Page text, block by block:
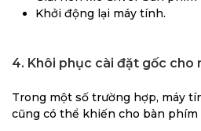
Khởi động lại máy tính.
4. Khôi phục cài đặt gốc cho
Trong một số trường hợp, máy
cũng có thể khiến cho bàn